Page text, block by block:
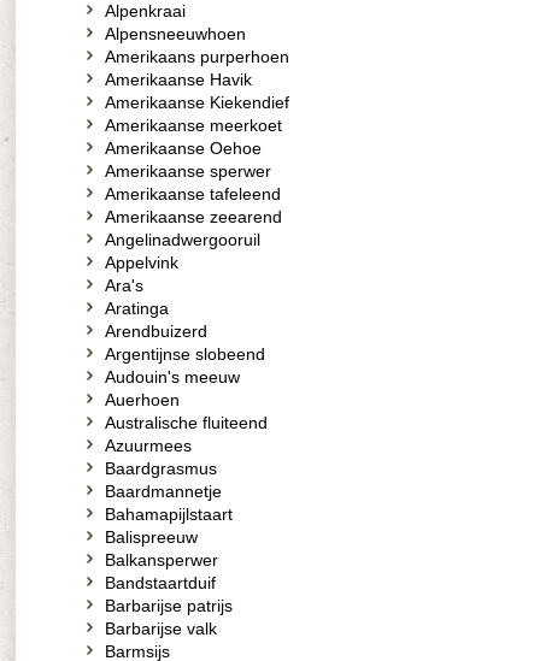
Alpenkraai
Alpensneeuwhoen
Amerikaans purperhoen
Amerikaanse Havik
Amerikaanse Kiekendief
Amerikaanse meerkoet
Amerikaanse Oehoe
Amerikaanse sperwer
Amerikaanse tafeleend
Amerikaanse zeearend
Angelinadwergooruil
Appelvink
Ara's
Aratinga
Arendbuizerd
Argentijnse slobeend
Audouin's meeuw
Auerhoen
Australische fluiteend
Azuurmees
Baardgrasmus
Baardmannetje
Bahamapijlstaart
Balispreeuw
Balkansperwer
Bandstaartduif
Barbarijse patrijs
Barbarijse valk
Barmsijs